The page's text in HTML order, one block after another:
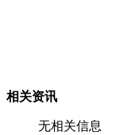
相关资讯
无相关信息